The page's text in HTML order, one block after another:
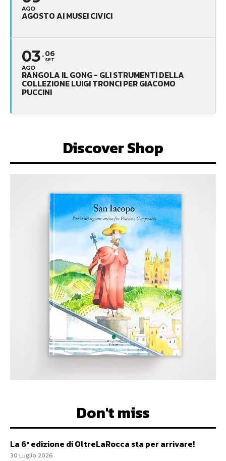
AGO
AGOSTO AI MUSEI CIVICI
03
AGO
06
SET
RANGOLA IL GONG - GLI STRUMENTI DELLA
COLLEZIONE LUIGI TRONCI PER GIACOMO
PUCCINI
Discover Shop
Don't miss
La 6ª edizione di OltreLaRocca sta per arrivare!
30 Luglio 2026